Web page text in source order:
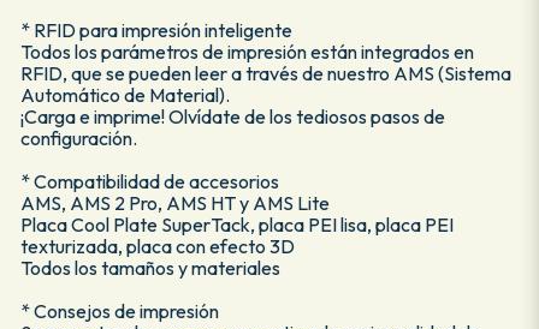
* RFID para impresión inteligente
Todos los parámetros de impresión están integrados en
RFID, que se pueden leer a través de nuestro AMS (Sistema
Automático de Material).
¡Carga e imprime! Olvídate de los tediosos pasos de
configuración.
* Compatibilidad de accesorios
AMS, AMS 2 Pro, AMS HT y AMS Lite
Placa Cool Plate SuperTack, placa PEI lisa, placa PEI
texturizada, placa con efecto 3D
Todos los tamaños y materiales
* Consejos de impresión